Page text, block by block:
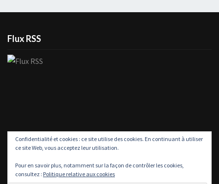
Flux RSS
Confidentialité et cookies : ce site utilise des cookies. En continuant à utiliser
ce site Web, vous acceptez leur utilisation.
Pour en savoir plus, notamment sur la façon de contrôler les cookies,
consultez : Politique relative aux cookies